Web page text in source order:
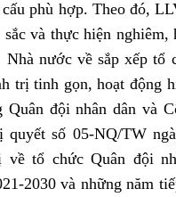
phù hợp. Theo đó,
sắc và thực hiện nghiêm,
nước về sắp xếp tổ
trị tinh gọn, hoạt động
Quân đội nhân dân và
quyết số 05-NQ/TW
về tổ chức Quân đội
2030 và những năm